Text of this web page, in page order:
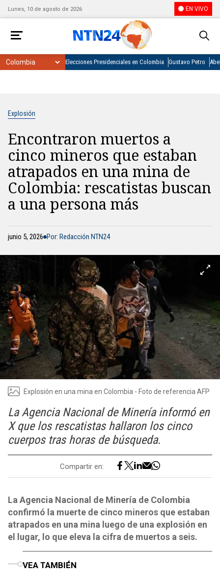
Lunes, 10 de agosto de 2026 EN VIVO
Elecciones Presidenciales en Colombia Gustavo Petro
Explosión
Encontraron muertos a
cinco mineros que estaban
atrapados en una mina de
Colombia: rescatistas buscan
a una persona más
junio 5, 2026 Por: Redacción NTN24
Explosión en una mina en Colombia - Foto de referencia AFP
La Agencia Nacional de Minería informó en
X que los rescatistas hallaron los cinco
cuerpos tras horas de búsqueda.
Compartir en:
La Agencia Nacional de Minería de Colombia
confirmó la muerte de cinco mineros que estaban
atrapados en una mina luego de una explosión en
el lugar, lo que eleva la cifra de muertos a seis.
VEA TAMBIÉN